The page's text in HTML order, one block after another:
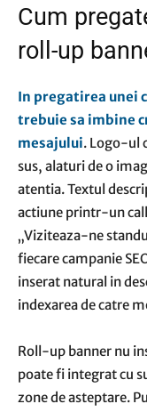
Cum
roll-up
In pregatirea unei
trebuie sa imbine
mesajului. Logo-ul
sus, alaturi de o
atentia. Textul
actiune printr-un
„Viziteaza-ne
fiecare campanie
inserat natural in
indexarea de catre
Roll-up banner nu
poate fi integrat cu
zone de asteptare.